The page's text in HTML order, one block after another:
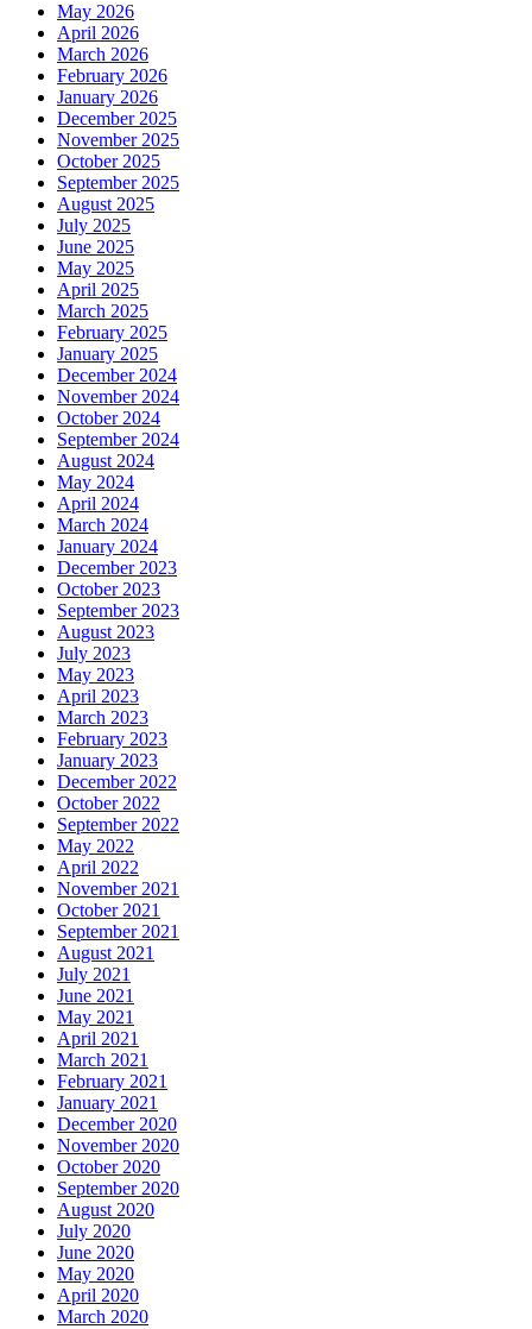
May 2026
April 2026
March 2026
February 2026
January 2026
December 2025
November 2025
October 2025
September 2025
August 2025
July 2025
June 2025
May 2025
April 2025
March 2025
February 2025
January 2025
December 2024
November 2024
October 2024
September 2024
August 2024
May 2024
April 2024
March 2024
January 2024
December 2023
October 2023
September 2023
August 2023
July 2023
May 2023
April 2023
March 2023
February 2023
January 2023
December 2022
October 2022
September 2022
May 2022
April 2022
November 2021
October 2021
September 2021
August 2021
July 2021
June 2021
May 2021
April 2021
March 2021
February 2021
January 2021
December 2020
November 2020
October 2020
September 2020
August 2020
July 2020
June 2020
May 2020
April 2020
March 2020